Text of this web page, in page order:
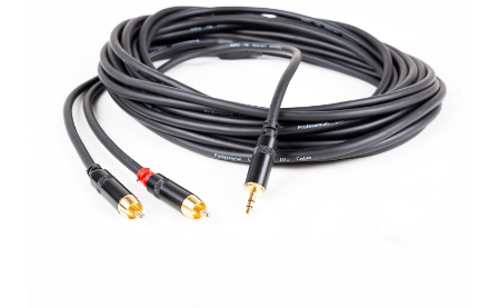
ΑΞΕΣΟΥΑΡ - ΑΝΤΑΛΛΑΚΤΙΚΑ ΚΙΘΑΡΑΣ ΜΠΑΣΟΥ
ΤΕΤΡΑΔΙΑ-DVD-CD